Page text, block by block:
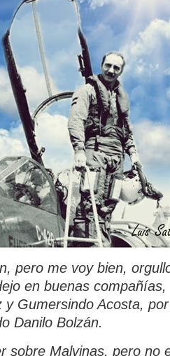
pero me voy bien,
en buenas
y Gumersindo Acosta,
Danilo Bolzán.
sobre Malvinas, pero no